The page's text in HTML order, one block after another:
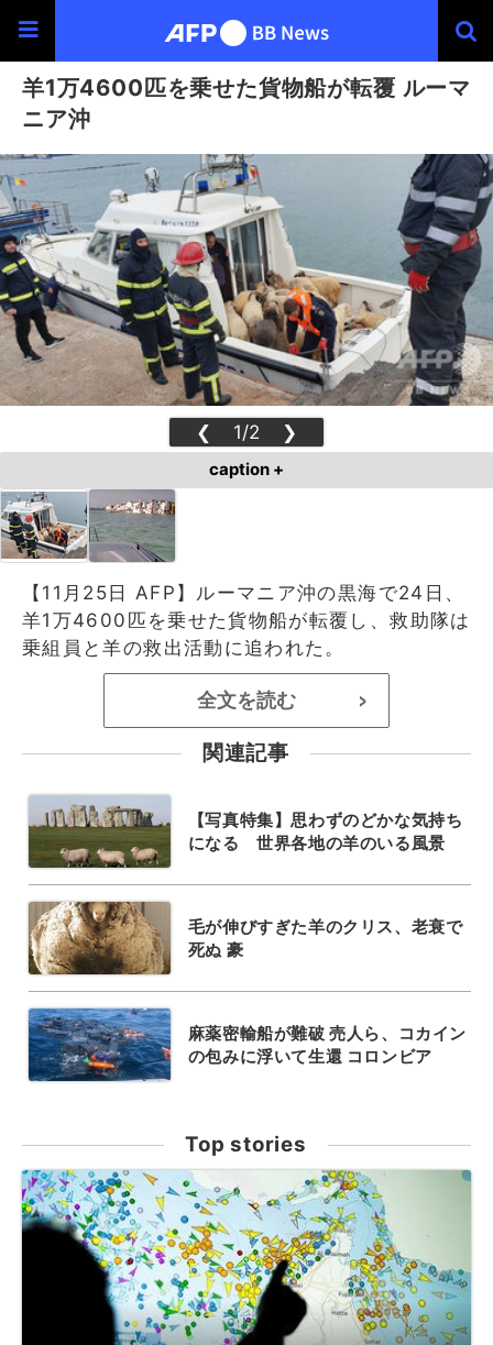
羊1万4600匹を乗せた貨物船が転覆 ルーマ
ニア沖
❮ 1/2 ❯
caption +
【11月25日 AFP】ルーマニア沖の黒海で24日、
羊1万4600匹を乗せた貨物船が転覆し、救助隊は
乗組員と羊の救出活動に追われた。
全文を読む >
関連記事
【写真特集】思わずのどかな気持ち
になる 世界各地の羊のいる風景
毛が伸びすぎた羊のクリス、老衰で
死ぬ 豪
麻薬密輸船が難破 売人ら、コカイン
の包みに浮いて生還 コロンビア
Top stories